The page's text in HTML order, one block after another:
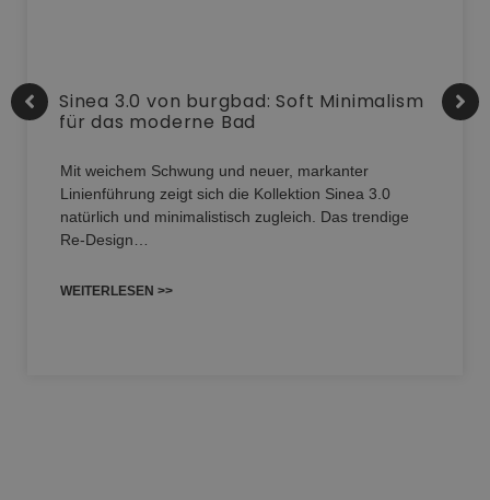
Sinea 3.0 von burgbad: Soft Minimalism
für das moderne Bad
Mit weichem Schwung und neuer, markanter
Linienführung zeigt sich die Kollektion Sinea 3.0
natürlich und minimalistisch zugleich. Das trendige
Re-Design…
WEITERLESEN >>